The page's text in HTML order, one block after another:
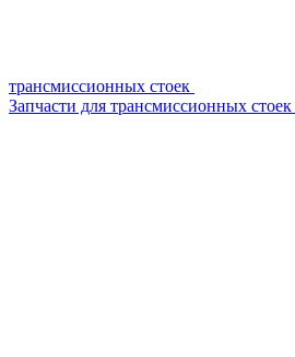
трансмиссионных стоек
Запчасти для трансмиссионных стоек